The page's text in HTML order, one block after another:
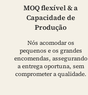
MOQ flexível & a
Capacidade de
Produção
Nós acomodar os
pequenos e os grandes
encomendas, assegurando
a entrega oportuna, sem
comprometer a qualidade.